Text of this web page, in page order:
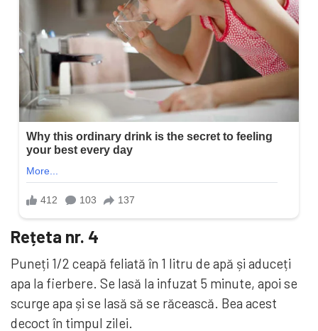
Rețeta nr. 4
Puneți 1/2 ceapă feliată în 1 litru de apă și aduceți
apa la fierbere. Se lasă la infuzat 5 minute, apoi se
scurge apa și se lasă să se răcească. Bea acest
decoct în timpul zilei.